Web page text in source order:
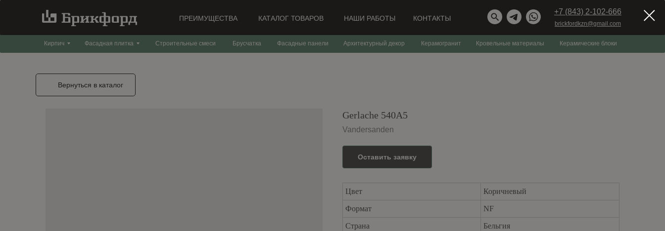
Фасадная плитка Брусчатка Фасадные панели Архитектурный декор Керамогранит
Строительные смеси
Кирпич Керамические блоки
Кровельные материалы
ПРЕИМУЩЕСТВА КАТАЛОГ ТОВАРОВ НАШИ РАБОТЫ КОНТАКТЫ
+7 (843) 2-102-666
brickfordkzn@gmail.com
Вернуться в каталог
Gerlache 540A5
Vandersanden
Оставить заявку
Цвет Коричневый
Формат NF
Страна Бельгия